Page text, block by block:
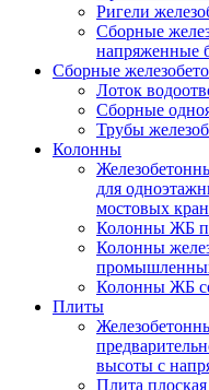
Ригели
Сборные
напряженные
Сборные
Лоток
Сборные
Трубы
Колонны
для
мостовых
Колонны ЖБ
Колонны
Колонны ЖБ
Плиты
высоты с
Плита плоская